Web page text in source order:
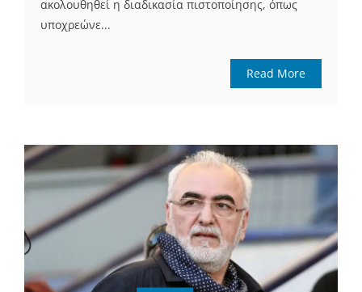
ακολουθηθεί η διαδικασία πιστοποίησης, όπως
υποχρεώνε...
Read More